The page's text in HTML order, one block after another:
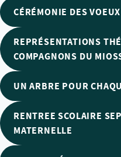
CÉRÉMONIE DES
REPRÉSENTATIONS
COMPAGNONS DU
UN ARBRE POUR
RENTREE SCOLAIRE
MATERNELLE